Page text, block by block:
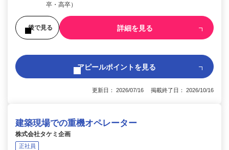
卒・高卒）
後で見る 詳細を見る
アピールポイントを見る
更新日： 2026/07/16 掲載終了日： 2026/10/16
建築現場での重機オペレーター
株式会社タケミ企画
正社員